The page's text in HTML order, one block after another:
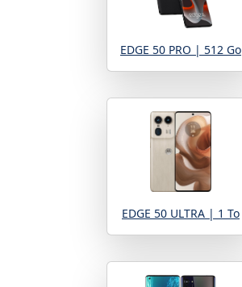
EDGE 50 PRO | 512 Go
EDGE 50 ULTRA | 1 To